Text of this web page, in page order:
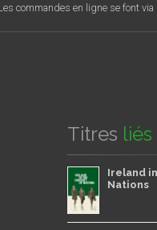
commandes en ligne se font
Titres liés
Ireland
Nations